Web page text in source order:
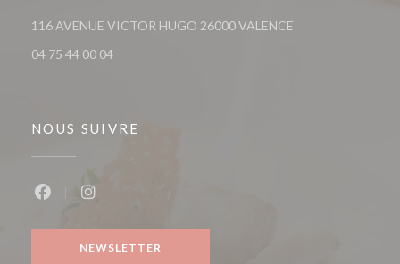
116 AVENUE VICTOR HUGO 26000 VALENCE
04 75 44 00 04
NOUS SUIVRE
NEWSLETTER